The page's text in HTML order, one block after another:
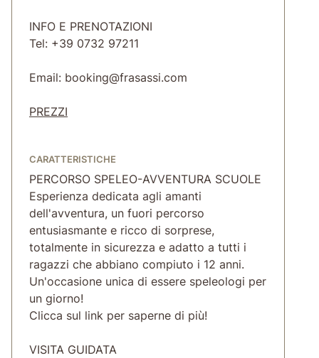
INFO E PRENOTAZIONI
Tel: +39 0732 97211
Email: booking@frasassi.com
PREZZI
CARATTERISTICHE
PERCORSO SPELEO-AVVENTURA SCUOLE
Esperienza dedicata agli amanti
dell'avventura, un fuori percorso
entusiasmante e ricco di sorprese,
totalmente in sicurezza e adatto a tutti i
ragazzi che abbiano compiuto i 12 anni.
Un'occasione unica di essere speleologi per
un giorno!
Clicca sul link per saperne di più!
VISITA GUIDATA